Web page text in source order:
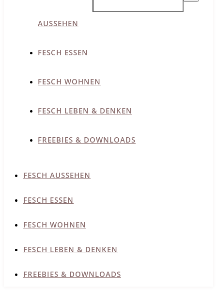
AUSSEHEN
FESCH ESSEN
FESCH WOHNEN
FESCH LEBEN & DENKEN
FREEBIES & DOWNLOADS
FESCH AUSSEHEN
FESCH ESSEN
FESCH WOHNEN
FESCH LEBEN & DENKEN
FREEBIES & DOWNLOADS